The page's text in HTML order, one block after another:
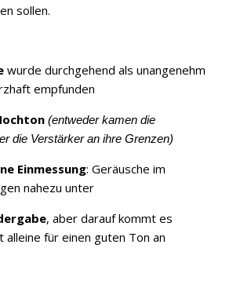
sollen.
wurde durchgehend als unangenehm
empfunden
(entweder kamen die
die Verstärker an ihre Grenzen)
Einmessung: Geräusche im
nahezu unter
, aber darauf kommt es
alleine für einen guten Ton an